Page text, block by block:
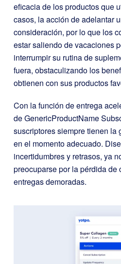
eficacia de los productos que
casos, la acción de adelantar
consideración, por lo que los
estar saliendo de vacaciones
interrumpir su rutina de
fuera, obstaculizando los
obtienen con sus productos
Con la función de entrega
de GenericProductName
suscriptores siempre tienen la
en el momento adecuado.
incertidumbres y retrasos, ya
preocuparse por la pérdida de
entregas demoradas.